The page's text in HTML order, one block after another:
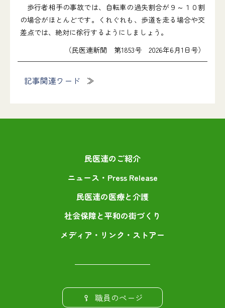
歩行者相手の事故では、自転車の過失割合が９～１０割
の場合がほとんどです。くれぐれも、歩道を走る場合や交
差点では、絶対に徐行するようにしましょう。
（民医連新聞 第1853号 2026年6月1日号）
記事関連ワード
民医連のご紹介
ニュース・Press Release
民医連の医療と介護
社会保障と平和の街づくり
メディア・リンク・ストアー
職員のページ